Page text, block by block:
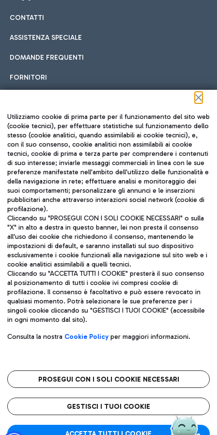
Cucina Internazionale
Fast Food
Pizza
Gelateria
Wine Bar & Sparkling
Hotel in aeroporto
Scegli l'alloggio più adatto e approfitta della vicinanza
all'aeroporto.
Car sharing
Con il Car Sharing è ancora più facile spostarsi
Treno
Raggiungi velocemente l'aeroporto di Fiumicino da Roma
tramite i servizi ferroviari Trenitalia.
Autobus
Scopri le linee di autobus per raggiungere l'aeroporto
Leonardo Da Vinci.
Raggiungi l’aeroporto senza pensieri con il servizio di taxi a
Ristoranti
Scopri la nostra offerta per una pausa gustosa in aeroporto
Mappa Aeroporto Fiumicino
CONTATTI
ASSISTENZA SPECIALE
DOMANDE FREQUENTI
FORNITORI
Seguici sui social
TRAVEL JOURNAL
ITA
Aeroporti di Roma S.p.A. - Società soggetta a direzione e
coordinamento di Mundys S.p.A.
Codice fiscale e Registro delle Imprese di Roma 13032990155 P.
IVA 06572251004
Capitale sociale 62.224.743,00 int. vers.
Sede legale: Via Pier Paolo Racchetti 1 - 00054 Fiumicino (RM)
telefono +39 06 65951
Privacy policy
Note legali
Roma FCO
L'aeroporto stellato
Utilizziamo cookie di prima parte per il funzionamento del sito web
(cookie tecnici), per effettuare statistiche sul funzionamento dello
stesso (cookie analitici, quando assimilabili ai cookie tecnici), e,
con il suo consenso, cookie analitici non assimilabili ai cookie
tecnici, cookie di prima e terza parte per comprendere i contenuti
di suo interesse; inviarle messaggi commerciali in linea con le sue
preferenze manifestate nell'ambito dell'utilizzo delle funzionalità e
della navigazione in rete; effettuare analisi e monitoraggio dei
suoi comportamenti; personalizzare gli annunci e le inserzioni
pubblicitari anche attraverso interazioni social network (cookie di
profilazione).
Cliccando su "PROSEGUI CON I SOLI COOKIE NECESSARI" o sulla
"X" in alto a destra in questo banner, lei non presta il consenso
all'uso dei cookie che richiedono il consenso, mantenendo le
impostazioni di default, e saranno installati sul suo dispositivo
esclusivamente i cookie funzionali alla navigazione sul sito web e i
cookie analitici assimilabili a quelli tecnici.
Cliccando su "ACCETTA TUTTI I COOKIE" presterà il suo consenso
al posizionamento di tutti i cookie ivi compresi cookie di
profilazione. Il consenso è facoltativo e può essere revocato in
qualsiasi momento. Potrà selezionare le sue preferenze per i
singoli cookie cliccando su "GESTISCI I TUOI COOKIE" (accessibile
in ogni momento dal sito).
Consulta la nostra Cookie Policyper maggiori informazioni.
PROSEGUI CON I SOLI COOKIE NECESSARI
GESTISCI I TUOI COOKIE